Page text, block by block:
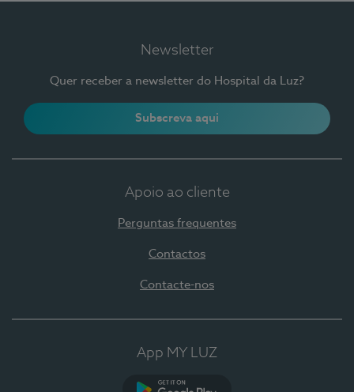
Newsletter
Quer receber a newsletter do Hospital da Luz?
Subscreva aqui
Apoio ao cliente
Perguntas frequentes
Contactos
Contacte-nos
App MY LUZ